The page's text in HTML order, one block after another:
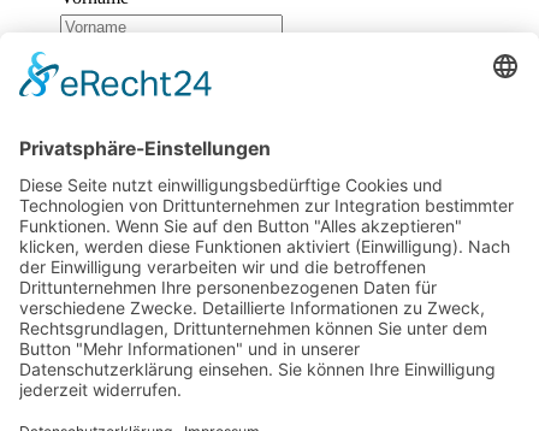
reCaptcha v3-Service zu laden!Wir verwenden
reCAPTCHA, um Ihre eingegebenen Informationen zu
überprüfen. Dieser Service kann Daten zu Ihren
Aktivitäten sammeln. Bitte lesen Sie die Details durch
undstimmen Sie der Nutzung des Service zu , um
fortzufahren.
Zum Newsletter anmelden